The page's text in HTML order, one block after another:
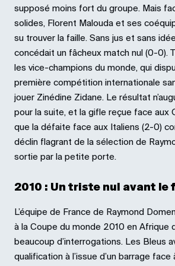
supposé moins fort du groupe. Mais
solides, Florent Malouda et ses
su trouver la faille. Sans jus et sans
concédait un fâcheux match nul (0-0).
les vice-champions du monde, qui
première compétition internationale
jouer Zinédine Zidane. Le résultat
pour la suite, et la gifle reçue face aux
que la défaite face aux Italiens (2-0)
déclin flagrant de la sélection de
sortie par la petite porte.
2010 : Un triste nul avant le
L’équipe de France de Raymond
à la Coupe du monde 2010 en Afrique
beaucoup d’interrogations. Les Bleus
qualification à l’issue d’un barrage face